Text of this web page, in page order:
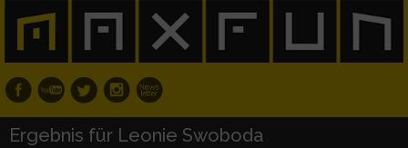
Ergebnis für Leonie Swoboda